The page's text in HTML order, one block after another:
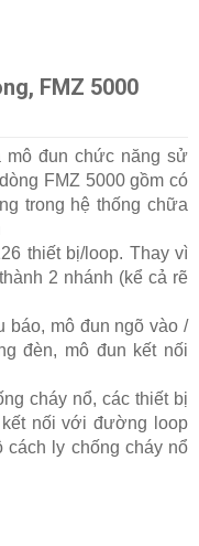
FMZ 5000
mô đun chức năng sử
FMZ 5000 gồm có
trong hệ thống chữa
thiết bị/loop. Thay vì
2 nhánh (kể cả rẽ
báo, mô đun ngõ vào /
đèn, mô đun kết nối
cháy nổ, các thiết bị
nối với đường loop
cách ly chống cháy nổ